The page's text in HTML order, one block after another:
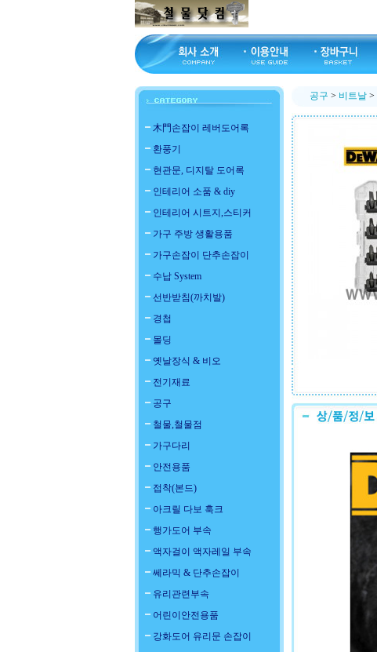
木門손잡이 레버도어록
환풍기
현관문, 디지탈 도어록
인테리어 소품 & diy
인테리어 시트지,스티커
가구 주방 생활용품
가구손잡이 단추손잡이
수납 System
선반받침(까치발)
경첩
몰딩
옛날장식 & 비오
전기재료
공구
철물,철물점
가구다리
안전용품
접착(본드)
아크릴 다보 훅크
행가도어 부속
액자걸이 액자레일 부속
쎄라믹 & 단추손잡이
유리관련부속
어린이안전용품
강화도어 유리문 손잡이
공구 > 비트날 >